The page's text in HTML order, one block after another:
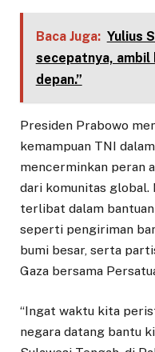
Baca Juga: Yulius
secepatnya, ambil
depan.”
Presiden Prabowo
kemampuan TNI
mencerminkan peran
dari komunitas global.
terlibat dalam
seperti pengiriman
bumi besar, serta
Gaza bersama
“Ingat waktu kita
negara datang bantu